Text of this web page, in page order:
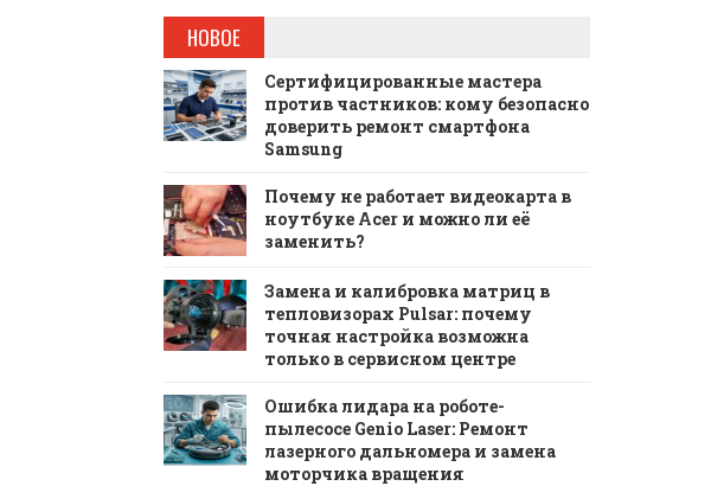
НОВОЕ
Сертифицированные мастера
против частников: кому безопасно
доверить ремонт смартфона
Samsung
Почему не работает видеокарта в
ноутбуке Acer и можно ли её
заменить?
Замена и калибровка матриц в
тепловизорах Pulsar: почему
точная настройка возможна
только в сервисном центре
Ошибка лидара на роботе-
пылесосе Genio Laser: Ремонт
лазерного дальномера и замена
моторчика вращения